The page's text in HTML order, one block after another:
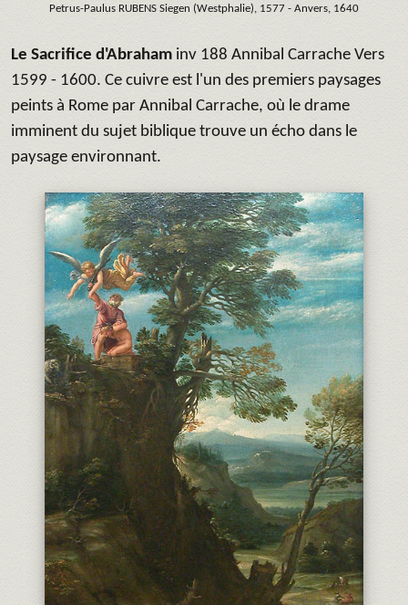
Petrus-Paulus RUBENS Siegen (Westphalie), 1577 - Anvers, 1640
Le Sacrifice d'Abraham inv 188 Annibal Carrache Vers
1599 - 1600. Ce cuivre est l'un des premiers paysages
peints à Rome par Annibal Carrache, où le drame
imminent du sujet biblique trouve un écho dans le
paysage environnant.